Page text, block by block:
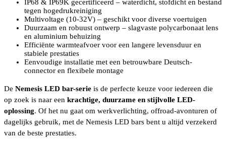
IP68 & IP69K gecertificeerd – waterdicht, stofdicht en bestand
tegen hogedrukreiniging
Multivoltage (10-32V) – geschikt voor diverse voertuigen
Duurzaam en robuust ontwerp – slagvaste polycarbonaat lens
en aluminium behuizing
Efficiënte warmteafvoer voor een langere levensduur en
stabiele prestaties
Eenvoudige installatie met een betrouwbare Deutsch-
connector en flexibele montage
De Nemesis LED bar-serie is de perfecte keuze voor iedereen die
op zoek is naar een krachtige, duurzame en stijlvolle LED-
oplossing. Of het nu gaat om werkverlichting, offroad-avonturen of
dagelijks gebruik, met de Nemesis LED bars bent u altijd verzekerd
van de beste prestaties.